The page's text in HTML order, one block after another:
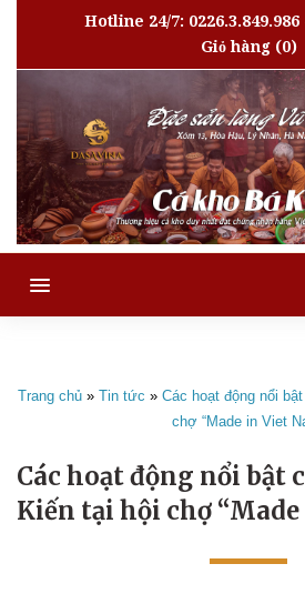
Hotline 24/7: 0226.3.849.986
Giỏ hàng(0)
MENU
Trang chủ » Tin tức » Các hoạt động nổi
chợ “Made in Viet
Các hoạt động nổi bật
Kiến tại hội chợ